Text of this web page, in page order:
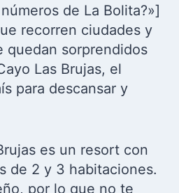
de La Bolita?»]
recorren ciudades y
quedan sorprendidos
Las Brujas, el
para descansar y
es un resort con
de 2 y 3 habitaciones.
por lo que no te